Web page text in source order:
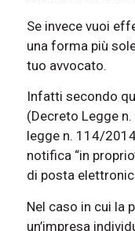
Se invece vuoi
una forma più
tuo avvocato.
Infatti secondo
(Decreto Legge
legge n. 114/
notifica “in
di posta
Nel caso in cui la
un’impresa